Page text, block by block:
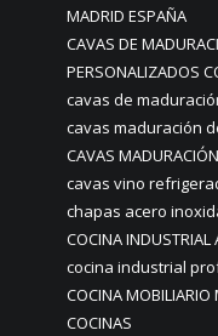
MADRID ESPAÑA
CAVAS DE
PERSONALIZADOS
cavas de
cavas maduración
CAVAS
cavas vino
chapas acero
COCINA INDUSTRIAL
cocina industrial
COCINA MOBILIARIO
COCINAS